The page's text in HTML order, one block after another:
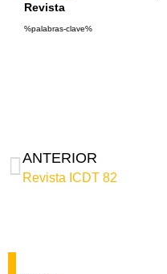
Revista
%palabras-clave%
ANTERIOR
Revista ICDT 82